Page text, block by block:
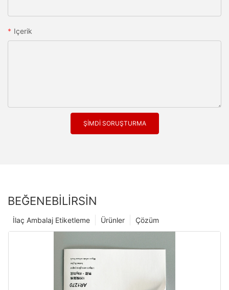
Içerik
ŞIMDI SORUŞTURMA
BEĞENEBILIRSIN
Çözüm
Ürünler
İlaç Ambalaj Etiketleme